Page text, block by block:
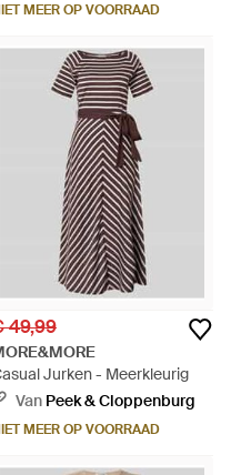
MEER OP VOORRAAD
49,99
Jurken - Meerkleurig
Van Peek & Cloppenburg
MEER OP VOORRAAD